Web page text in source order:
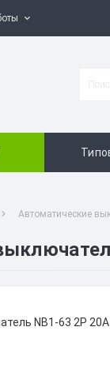
Автоматические